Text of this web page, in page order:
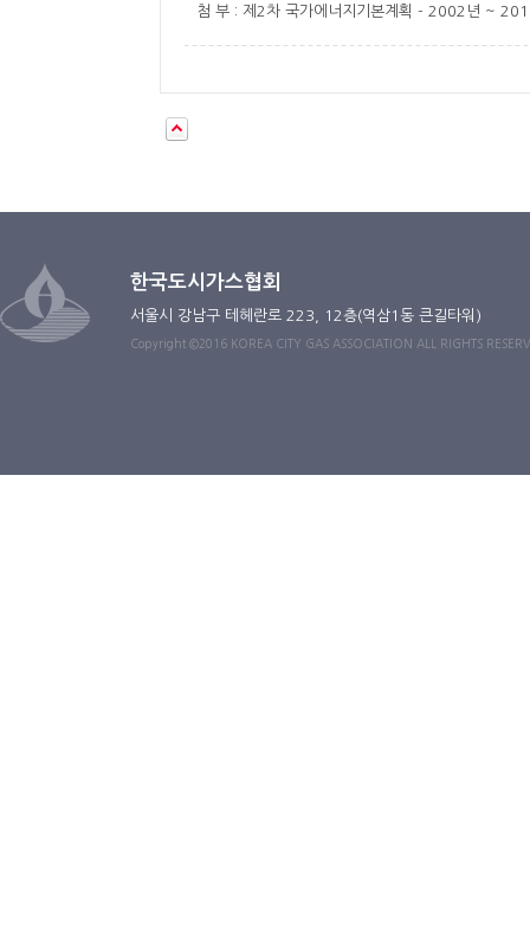
첨 부 : 제2차 국가에너지기본계획 - 2002년 ~
한국도시가스협회
서울시 강남구 테헤란로 223, 12층(역삼1동 큰길타워)
Copyright ©2016 KOREA CITY GAS ASSOCIATION ALL RIGHTS